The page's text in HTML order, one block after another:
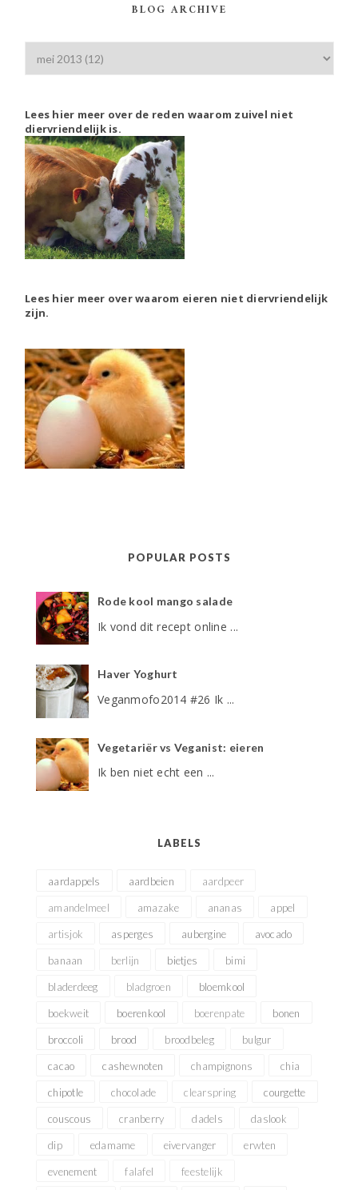
BLOG ARCHIVE
Lees hier meer over de reden waarom zuivel niet
diervriendelijk is.
Lees hier meer over waarom eieren niet diervriendelijk
zijn.
POPULAR POSTS
Rode kool mango salade
Ik vond dit recept online ...
Haver Yoghurt
Veganmofo2014 #26 Ik ...
Vegetariër vs Veganist: eieren
Ik ben niet echt een ...
LABELS
aardappels aardbeien aardpeer
amandelmeel amazake ananas appel
artisjok asperges aubergine avocado
banaan berlijn bietjes bimi
bladerdeeg bladgroen bloemkool
boekweit boerenkool boerenpate bonen
broccoli brood broodbeleg bulgur
cacao cashewnoten champignons chia
chipotle chocolade clearspring courgette
couscous cranberry dadels daslook
dip edamame eivervanger erwten
evenement falafel feestelijk